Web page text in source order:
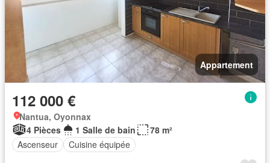
Appartement
112 000 €
Nantua, Oyonnax
4 Pièces
1 Salle de bain
78 m²
Ascenseur
Cuisine équipée